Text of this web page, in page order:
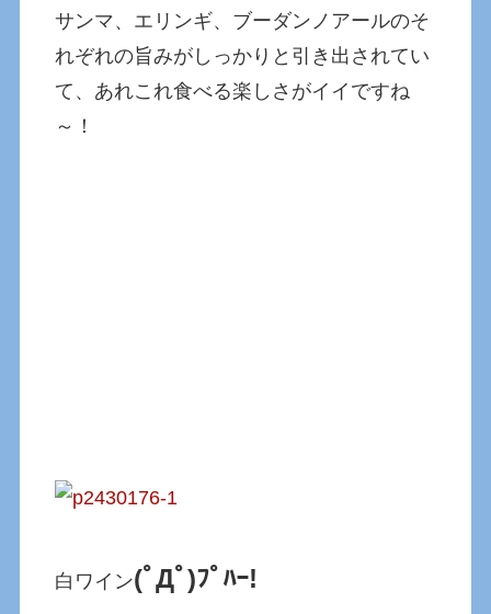
サンマ、エリンギ、ブーダンノアールのそ
れぞれの旨みがしっかりと引き出されてい
て、あれこれ食べる楽しさがイイですね
～！
白ワイン(ﾟДﾟ)ﾌﾟﾊｰ!